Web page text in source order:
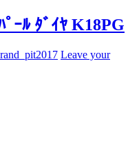
ﾟｰﾙ ﾀﾞｲﾔ K18PG
Leave your